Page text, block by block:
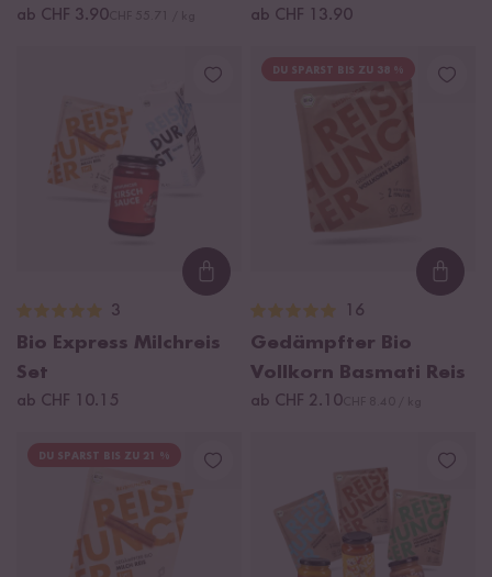
ab CHF 3.90 ab CHF 13.90
Loading...
3
Bio Express Milchreis
Set
ab CHF 10.15
DU SPARST BIS ZU 38 %
16
Gedämpfter Bio
Vollkorn Basmati Reis
ab CHF 2.10
DU SPARST BIS ZU 21 %